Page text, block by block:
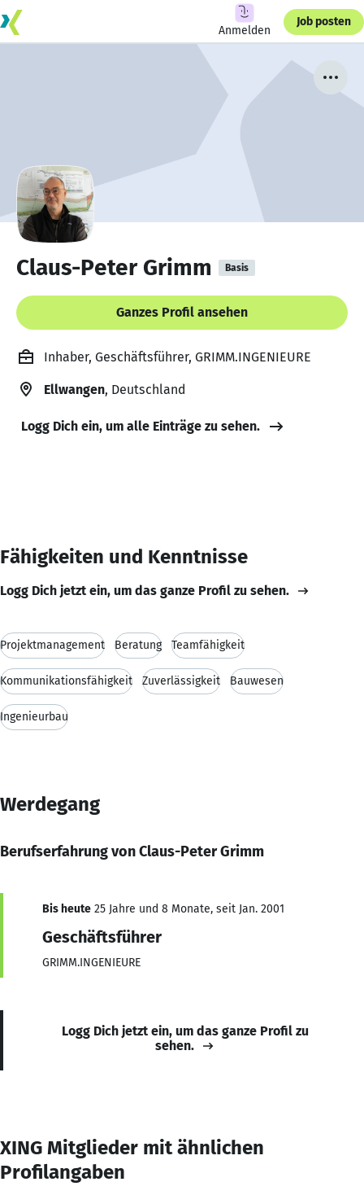
Anmelden
Job posten
Claus-Peter Grimm Basis
Ganzes Profil ansehen
Inhaber, Geschäftsführer, GRIMM.INGENIEURE
Ellwangen, Deutschland
Logg Dich ein, um alle Einträge zu sehen.
Fähigkeiten und Kenntnisse
Logg Dich jetzt ein, um das ganze Profil zu sehen.
Projektmanagement Beratung Teamfähigkeit
Kommunikationsfähigkeit Zuverlässigkeit Bauwesen
Ingenieurbau
Werdegang
Berufserfahrung von Claus-Peter Grimm
Bis heute 25 Jahre und 8 Monate, seit Jan. 2001
Geschäftsführer
GRIMM.INGENIEURE
Logg Dich jetzt ein, um das ganze Profil zu
sehen.
XING Mitglieder mit ähnlichen
Profilangaben